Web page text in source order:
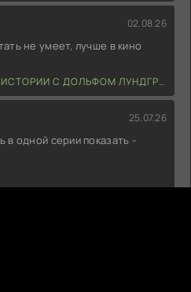
02.08.26
не умеет, лучше в кино
С ДОЛЬФОМ ЛУНДГРЕНОМ (2026)
25.07.26
в одной серии показать -